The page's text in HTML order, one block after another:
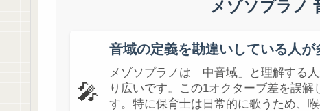
メゾソプラノ
🎤
音域の定義を勘違いしている人が
メゾソプラノは「中音域」と理解する
り広いです。この1オクターブ差を誤
す。特に保育士は日常的に歌うため、